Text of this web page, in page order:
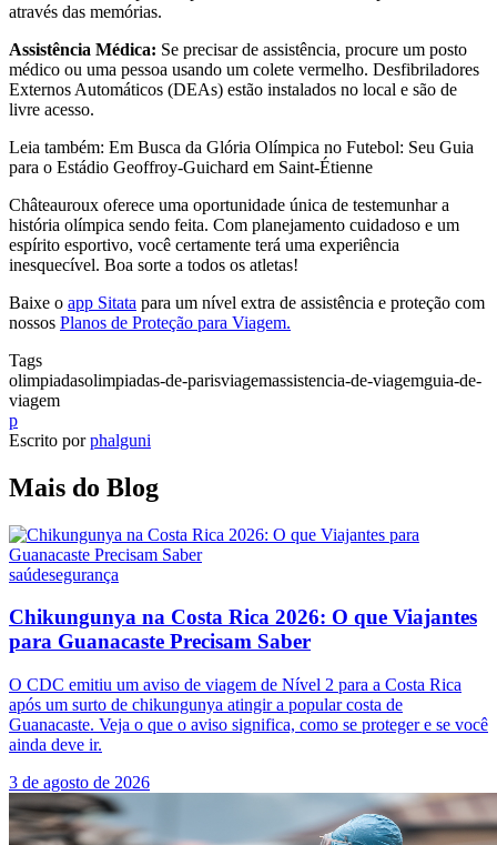
através das memórias.
Assistência Médica: Se precisar de assistência, procure um posto
médico ou uma pessoa usando um colete vermelho. Desfibriladores
Externos Automáticos (DEAs) estão instalados no local e são de
livre acesso.
Leia também: Em Busca da Glória Olímpica no Futebol: Seu Guia
para o Estádio Geoffroy-Guichard em Saint-Étienne
Châteauroux oferece uma oportunidade única de testemunhar a
história olímpica sendo feita. Com planejamento cuidadoso e um
espírito esportivo, você certamente terá uma experiência
inesquecível. Boa sorte a todos os atletas!
Baixe o app Sitata para um nível extra de assistência e proteção com
nossos Planos de Proteção para Viagem.
Tags
olimpiadasolimpiadas-de-parisviagemassistencia-de-viagemguia-de-
viagem
p
Escrito por phalguni
Mais do Blog
saúdesegurança
Chikungunya na Costa Rica 2026: O que Viajantes
para Guanacaste Precisam Saber
O CDC emitiu um aviso de viagem de Nível 2 para a Costa Rica
após um surto de chikungunya atingir a popular costa de
Guanacaste. Veja o que o aviso significa, como se proteger e se você
ainda deve ir.
3 de agosto de 2026